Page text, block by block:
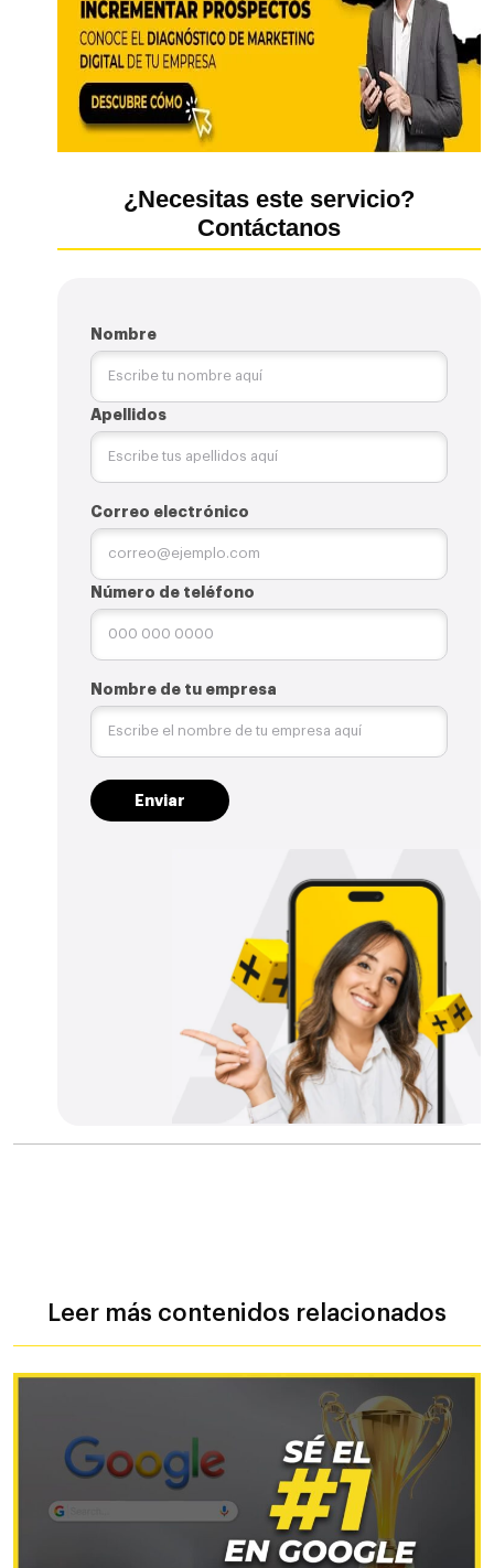
¿Necesitas este servicio?
Contáctanos
Nombre
Apellidos
Correo electrónico
Número de teléfono
Nombre de tu empresa
Leer más contenidos relacionados